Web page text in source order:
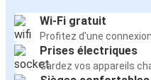
Wi-Fi gratuit
Profitez d'une
Prises électriques
Gardez vos appareils